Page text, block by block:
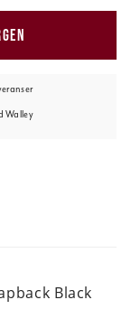
Walley
Black